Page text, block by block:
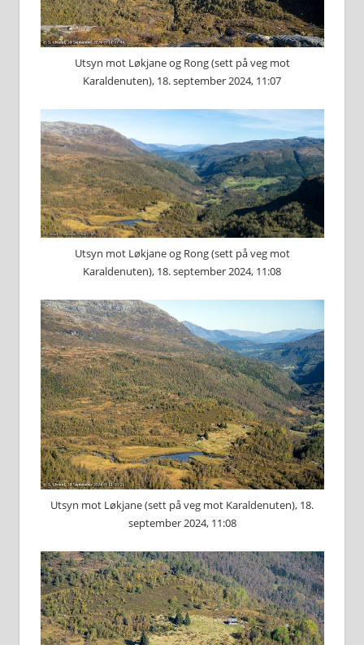
Utsyn mot Løkjane og Rong (sett på veg mot
Karaldenuten), 18. september 2024, 11:07
Utsyn mot Løkjane og Rong (sett på veg mot
Karaldenuten), 18. september 2024, 11:08
Utsyn mot Løkjane (sett på veg mot Karaldenuten), 18.
september 2024, 11:08